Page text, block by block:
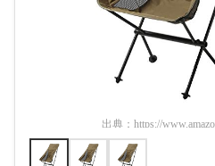
出典： https://